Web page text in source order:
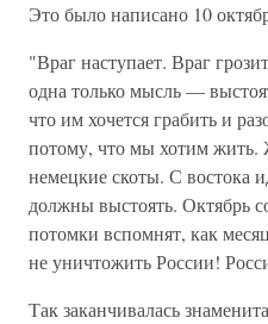
Это было написано 10
"Враг наступает. Враг
одна только мысль —
что им хочется грабить и
потому, что мы хотим жить.
немецкие скоты. С
должны выстоять. Октябрь
потомки вспомнят, как
не уничтожить России!
Так заканчивалась